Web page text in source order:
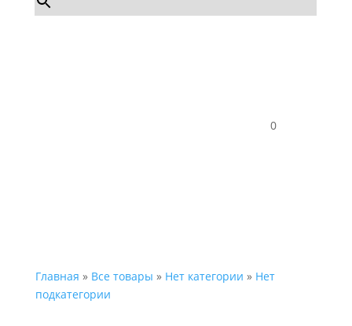
0
Главная » Все товары » Нет категории » Нет
подкатегории